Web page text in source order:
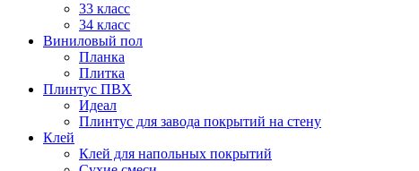
33 класс
34 класс
Виниловый пол
Планка
Плитка
Плинтус ПВХ
Идеал
Плинтус для завода покрытий на стену
Клей
Клей для напольных покрытий